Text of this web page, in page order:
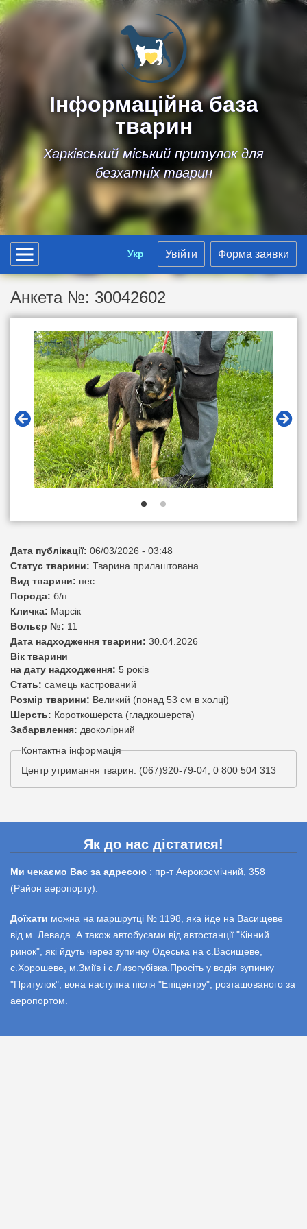
Інформаційна база
тварин
Харківський міський притулок для
безхатніх тварин
Укр Увійти Форма заявки
Анкета №: 30042602
Дата публікації: 06/03/2026 - 03:48
Статус тварини: Тварина прилаштована
Вид тварини: пес
Порода: б/п
Кличка: Марсік
Вольєр №: 11
Дата надходження тварини: 30.04.2026
Вік тварини
на дату надходження: 5 років
Стать: самець кастрований
Розмір тварини: Великий (понад 53 см в холці)
Шерсть: Короткошерста (гладкошерста)
Забарвлення: двоколірний
Контактна інформація
Центр утримання тварин: (067)920-79-04, 0 800 504 313
Як до нас дістатися!
Ми чекаємо Вас за адресою : пр-т Аерокосмічний, 358
(Район аеропорту).
Доїхати можна на маршрутці № 1198, яка йде на Васищеве
від м. Левада. А також автобусами від автостанції "Кінний
ринок", які йдуть через зупинку Одеська на с.Васищеве,
с.Хорошеве, м.Зміїв і с.Лизогубівка.Просіть у водія зупинку
"Притулок", вона наступна після "Епіцентру", розташованого за
аеропортом.